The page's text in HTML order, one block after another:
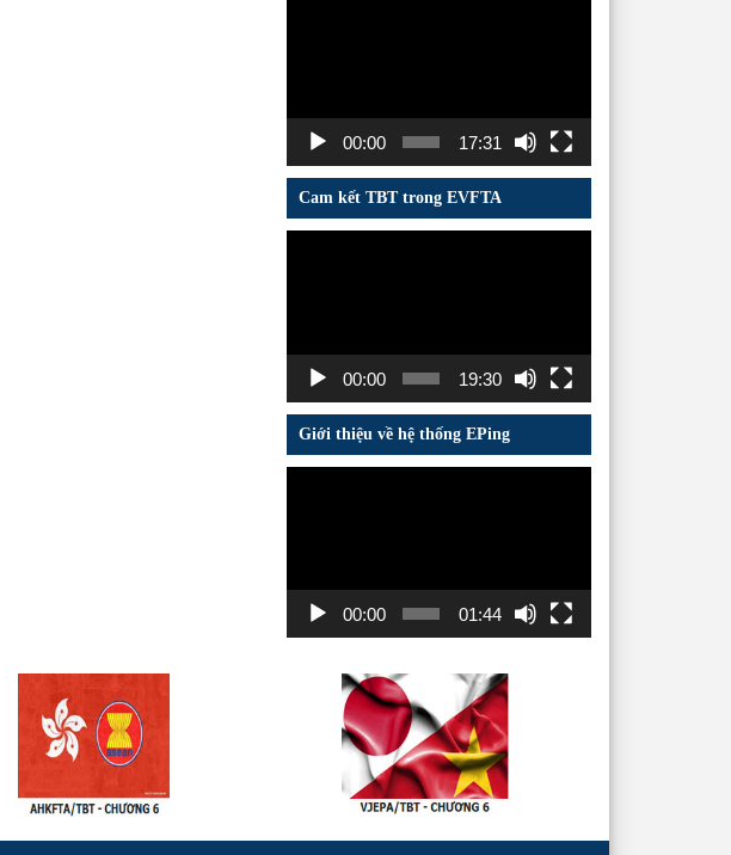
00:00 17:31
Cam kết TBT trong EVFTA
00:00 19:30
Giới thiệu về hệ thống EPing
00:00 01:44